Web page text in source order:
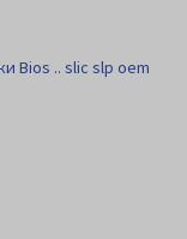
Bios .. slic slp oem